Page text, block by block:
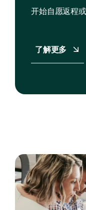
开始自愿返程
了解更多